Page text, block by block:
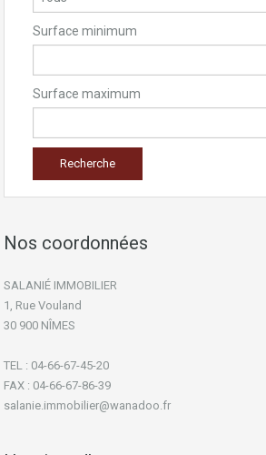
Surface minimum
Surface maximum
Nos coordonnées
SALANIÉ IMMOBILIER
1, Rue Vouland
30 900 NÎMES
TEL : 04-66-67-45-20
FAX : 04-66-67-86-39
salanie.immobilier@wanadoo.fr